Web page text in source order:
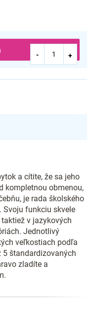
a cítite, že sa jeho
kompletnou obmenou,
je rada školského
Svoju funkciu skvele
v jazykových
Jednotlivý
veľkostiach podľa
5 štandardizovaných
zladíte a